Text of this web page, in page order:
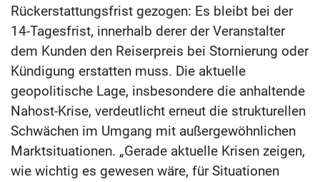
Rückerstattungsfrist gezogen: Es bleibt bei der
14-Tagesfrist, innerhalb derer der Veranstalter
dem Kunden den Reiserpreis bei Stornierung oder
Kündigung erstatten muss. Die aktuelle
geopolitische Lage, insbesondere die anhaltende
Nahost-Krise, verdeutlicht erneut die strukturellen
Schwächen im Umgang mit außergewöhnlichen
Marktsituationen. „Gerade aktuelle Krisen zeigen,
wie wichtig es gewesen wäre, für Situationen